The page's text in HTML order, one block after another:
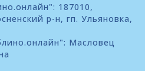
187010,
р-н, гп. Ульяновка,
Масловец